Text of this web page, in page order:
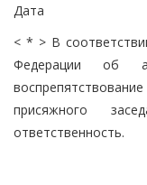
Дата
< * > В
Федерации об
присяжного
ответственность.